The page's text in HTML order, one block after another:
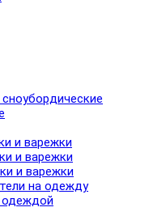
и варежки
и варежки
и варежки
на одежду
одеждой